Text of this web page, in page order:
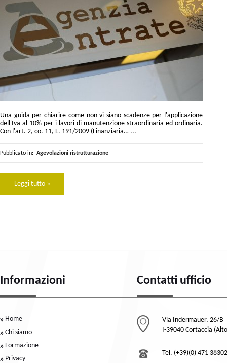
Una guida per chiarire come non vi siano scadenze per l'applicazione
dell'Iva al 10% per i lavori di manutenzione straordinaria ed ordinaria.
Con l'art. 2, co. 11, L. 191/2009 (Finanziaria… ...
Pubblicato in: Agevolazioni ristrutturazione
Leggi tutto »
Informazioni
Home
Chi siamo
Formazione
Privacy
Contatti ufficio
Via Indermauer, 26/B
I-39040 Cortaccia
Tel. (+39)(0) 471